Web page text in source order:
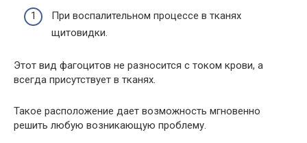
При воспалительном процессе в тканях
щитовидки.
Этот вид фагоцитов не разносится с током крови, а
всегда присутствует в тканях.
Такое расположение дает возможность мгновенно
решить любую возникающую проблему.